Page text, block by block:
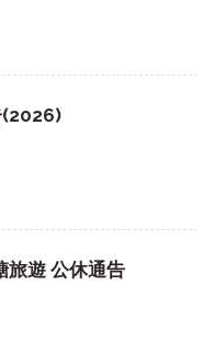
(2026)
遊 公休通告